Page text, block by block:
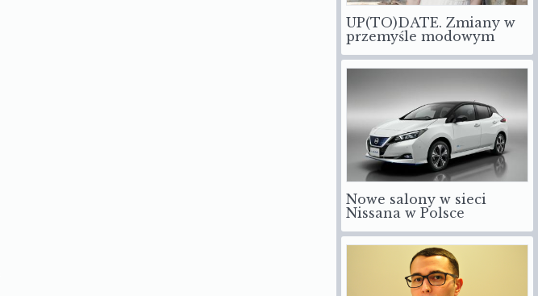
UP(TO)DATE. Zmiany w
przemyśle modowym
Nowe salony w sieci
Nissana w Polsce